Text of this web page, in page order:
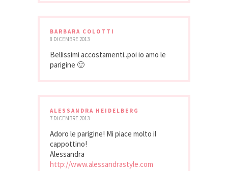
BARBARA COLOTTI
8 DICEMBRE 2013
Bellissimi accostamenti..poi io amo le
parigine 🙂
ALESSANDRA HEIDELBERG
7 DICEMBRE 2013
Adoro le parigine! Mi piace molto il
cappottino!
Alessandra
http://www.alessandrastyle.com